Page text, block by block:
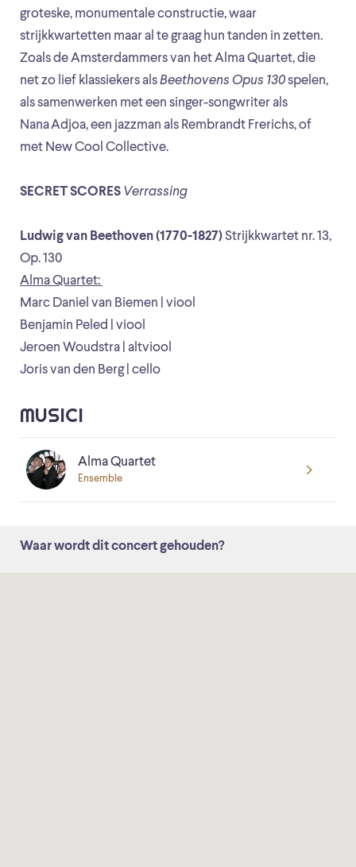
groteske, monumentale constructie, waar
strijkkwartetten maar al te graag hun tanden in zetten.
Zoals de Amsterdammers van het Alma Quartet, die
net zo lief klassiekers alsBeethovens Opus 130spelen,
als samenwerken met een singer-songwriter als
Nana Adjoa, een jazzman als Rembrandt Frerichs, of
met New Cool Collective.
SECRET SCORES Verrassing
Ludwig van Beethoven (1770-1827)Strijkkwartet nr. 13,
Op. 130
Alma Quartet:
Marc Daniel van Biemen | viool
Benjamin Peled | viool
Jeroen Woudstra | altviool
Joris van den Berg | cello
MUSICI
Alma Quartet
Ensemble
Waar wordt dit concert gehouden?